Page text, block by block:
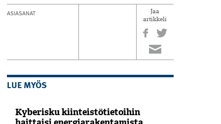
ASIASANAT
Jaa
artikkeli
LUE MYÖS
Kyberisku kiinteistötietoihin